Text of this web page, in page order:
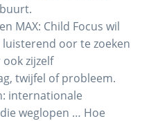
MAX: Child Focus wil
oor te zoeken
zijzelf
twijfel of probleem.
internationale
weglopen … Hoe